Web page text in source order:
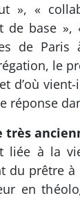
», «
de base
de
le
vient-
réponse
à la
du prêtre
en